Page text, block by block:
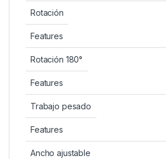
Rotación
Features
Rotación 180°
Features
Trabajo pesado
Features
Ancho ajustable